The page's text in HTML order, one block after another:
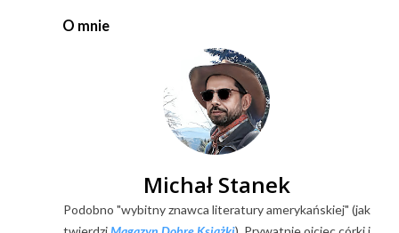
O mnie
Michał Stanek
Podobno "wybitny znawca literatury amerykańskiej" (jak